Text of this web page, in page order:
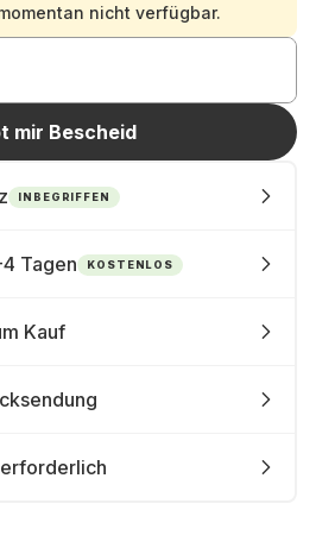
nicht verfügbar.
mir Bescheid
INBEGRIFFEN
Tagen KOSTENLOS
Kauf